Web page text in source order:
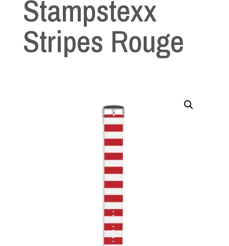
Stampstexx
Stripes Rouge